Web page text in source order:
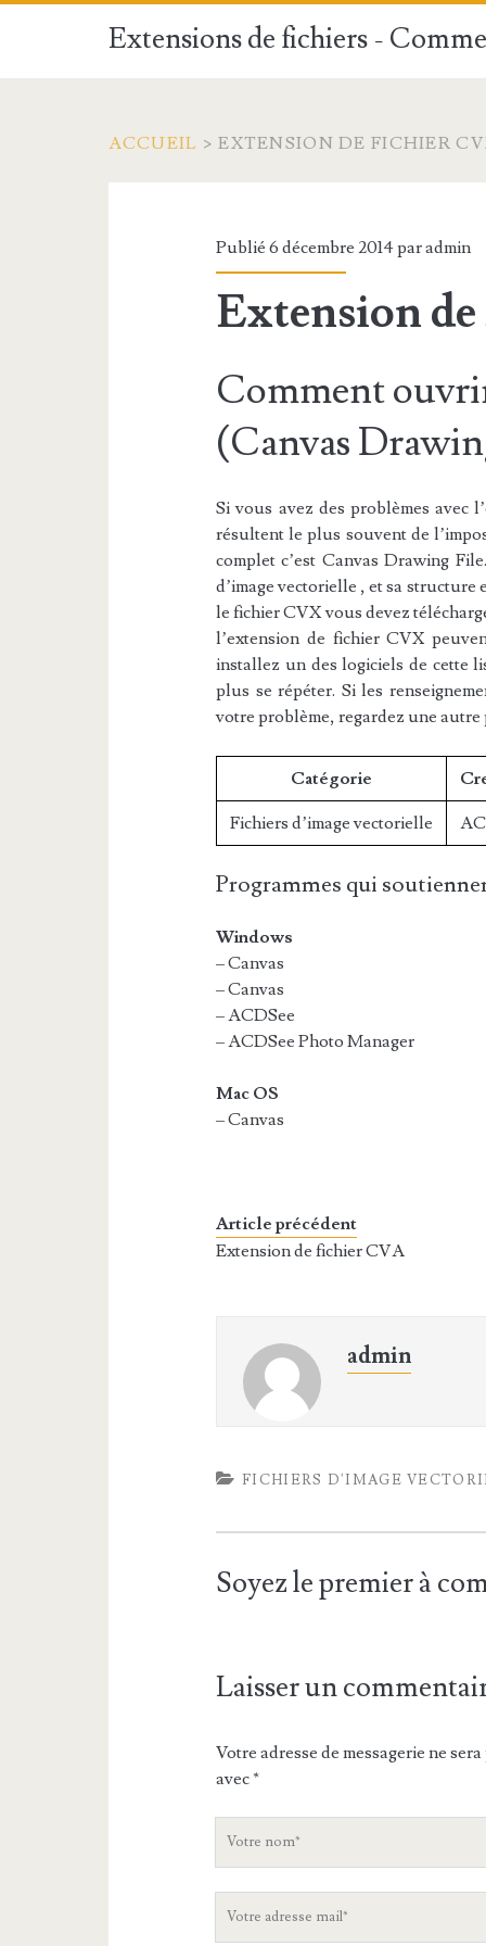
Extensions de fichiers -
ACCUEIL > EXTENSION DE FICHIER
Publié 6 décembre 2014 paradmin
Extension
Comment
(Canvas
Si vous avez des problèmes avec
résultent le plus souvent de
complet c’est Canvas Drawing
d’image vectorielle , et sa structure
le fichier CVX vous devez
l’extension de fichier CVX
installez un des logiciels de cette
plus se répéter. Si les
votre problème, regardez une autre
Catégorie
Fichiers d’image vectorielle
Programmes qui
Windows
– Canvas
– Canvas
– ACDSee
– ACDSee Photo Manager
Mac OS
– Canvas
Article précédent
Extension de fichier CVA
admin
FICHIERS D'IMAGE
Soyez le premier à
Laisser un
Votre adresse de messagerie ne
avec*
V
V